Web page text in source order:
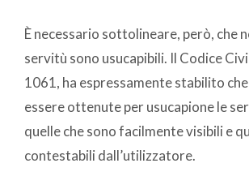
È necessario sottolineare, però, che
servitù sono usucapibili. Il Codice
1061, ha espressamente stabilito
essere ottenute per usucapione le
quelle che sono facilmente visibili e
contestabili dall’utilizzatore.